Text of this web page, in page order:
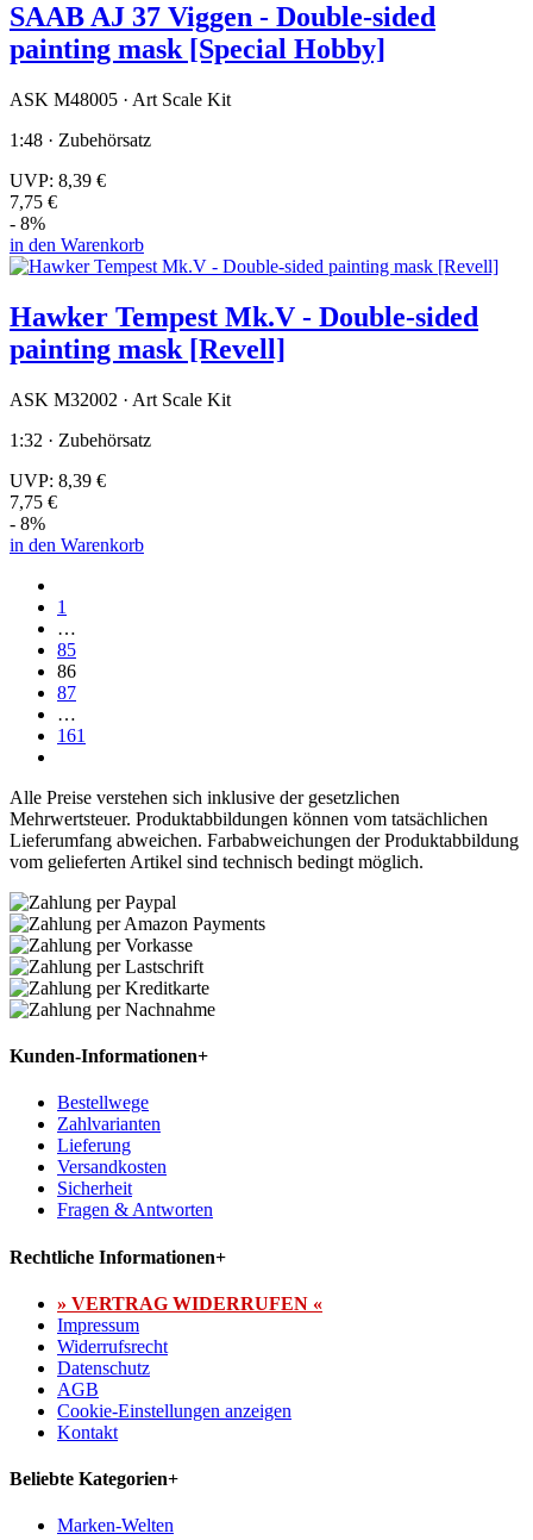
SAAB AJ 37 Viggen - Double-sided
painting mask [Special Hobby]
ASK M48005 · Art Scale Kit
1:48 · Zubehörsatz
UVP: 8,39 €
7,75 €
- 8%
in den Warenkorb
Hawker Tempest Mk.V - Double-sided
painting mask [Revell]
ASK M32002 · Art Scale Kit
1:32 · Zubehörsatz
UVP: 8,39 €
7,75 €
- 8%
in den Warenkorb
1
…
85
86
87
…
161
Alle Preise verstehen sich inklusive der gesetzlichen
Mehrwertsteuer. Produktabbildungen können vom tatsächlichen
Lieferumfang abweichen. Farbabweichungen der Produktabbildung
vom gelieferten Artikel sind technisch bedingt möglich.
Kunden-Informationen+
Bestellwege
Zahlvarianten
Lieferung
Versandkosten
Sicherheit
Fragen & Antworten
Rechtliche Informationen+
» VERTRAG WIDERRUFEN «
Impressum
Widerrufsrecht
Datenschutz
AGB
Cookie-Einstellungen anzeigen
Kontakt
Beliebte Kategorien+
Marken-Welten